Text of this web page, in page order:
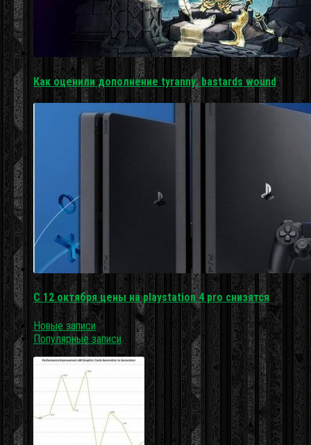
Как оценили дополнение tyranny: bastards wound
С 12 октября цены на playstation 4 pro снизятся
Новые записи
Популярные записи